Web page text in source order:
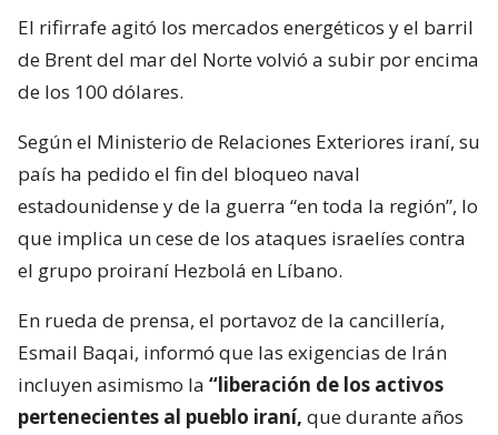
El rifirrafe agitó los mercados energéticos y el barril
de Brent del mar del Norte volvió a subir por encima
de los 100 dólares.
Según el Ministerio de Relaciones Exteriores iraní, su
país ha pedido el fin del bloqueo naval
estadounidense y de la guerra “en toda la región”, lo
que implica un cese de los ataques israelíes contra
el grupo proiraní Hezbolá en Líbano.
En rueda de prensa, el portavoz de la cancillería,
Esmail Baqai, informó que las exigencias de Irán
incluyen asimismo la “liberación de los activos
pertenecientes al pueblo iraní, que durante años